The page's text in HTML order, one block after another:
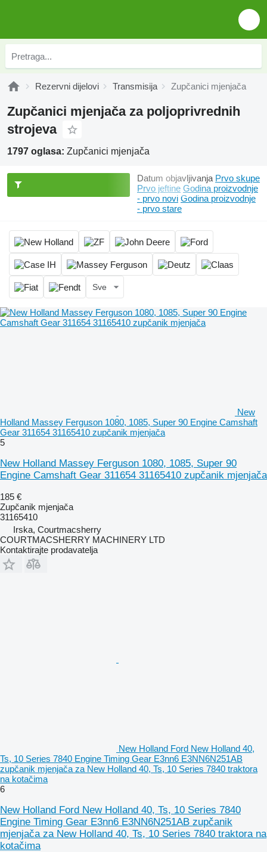
Rezervni dijelovi Transmisija Zupčanici mjenjača
Zupčanici mjenjača za poljoprivrednih
strojeva
1797 oglasa: Zupčanici mjenjača
Datum objavljivanja Prvo skupe
Prvo jeftine Godina proizvodnje
- prvo novi Godina proizvodnje
- prvo stare
Sve
New
Holland Massey Ferguson 1080, 1085, Super 90 Engine Camshaft
Gear 311654 31165410 zupčanik mjenjača
5
New Holland Massey Ferguson 1080, 1085, Super 90
Engine Camshaft Gear 311654 31165410 zupčanik mjenjača
185 €
Zupčanik mjenjača
31165410
Irska, Courtmacsherry
COURTMACSHERRY MACHINERY LTD
Kontaktirajte prodavatelja
New Holland Ford New Holland 40,
Ts, 10 Series 7840 Engine Timing Gear E3nn6 E3NN6N251AB
zupčanik mjenjača za New Holland 40, Ts, 10 Series 7840 traktora
na kotačima
6
New Holland Ford New Holland 40, Ts, 10 Series 7840
Engine Timing Gear E3nn6 E3NN6N251AB zupčanik
mjenjača za New Holland 40, Ts, 10 Series 7840 traktora na
kotačima